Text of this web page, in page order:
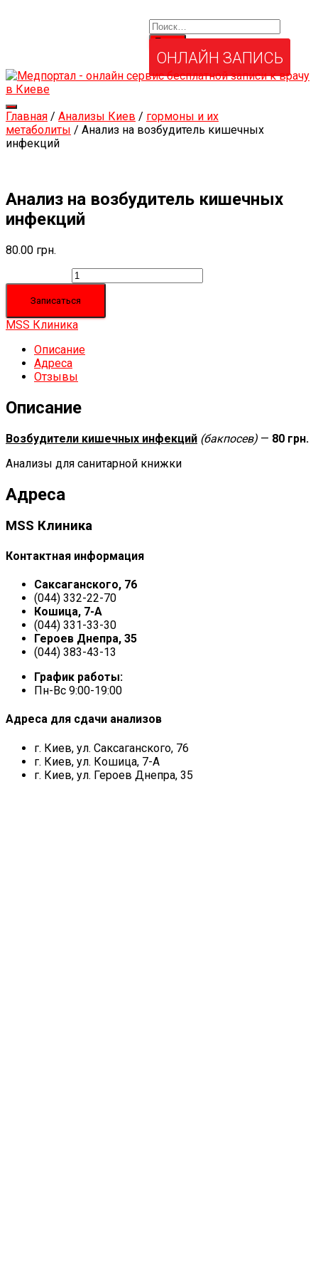
ОНЛАЙН ЗАПИСЬ
Переключить
навигацию
Главная / Анализы Киев / гормоны и их
метаболиты / Анализ на возбудитель кишечных
инфекций
Анализ на возбудитель кишечных
инфекций
80.00 грн.
Записаться
MSS Клиника
Описание
Адреса
Отзывы
Описание
Возбудители кишечных инфекций (бакпосев) — 80 грн.
Анализы для санитарной книжки
Адреса
MSS Клиника
Контактная информация
Саксаганского, 76
(044) 332-22-70
Кошица, 7-А
(044) 331-33-30
Героев Днепра, 35
(044) 383-43-13
График работы:
Пн-Вс 9:00-19:00
Адреса для сдачи анализов
г. Киев, ул. Саксаганского, 76
г. Киев, ул. Кошица, 7-А
г. Киев, ул. Героев Днепра, 35